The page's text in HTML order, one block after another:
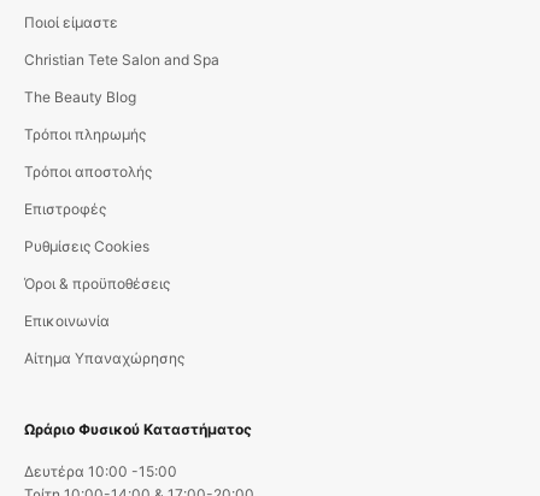
Ποιοί είμαστε
Christian Tete Salon and Spa
The Beauty Blog
Τρόποι πληρωμής
Τρόποι αποστολής
Επιστροφές
Ρυθμίσεις Cookies
Όροι & προϋποθέσεις
Επικοινωνία
Αίτημα Υπαναχώρησης
Ωράριο Φυσικού Καταστήματος
Δευτέρα 10:00 -15:00